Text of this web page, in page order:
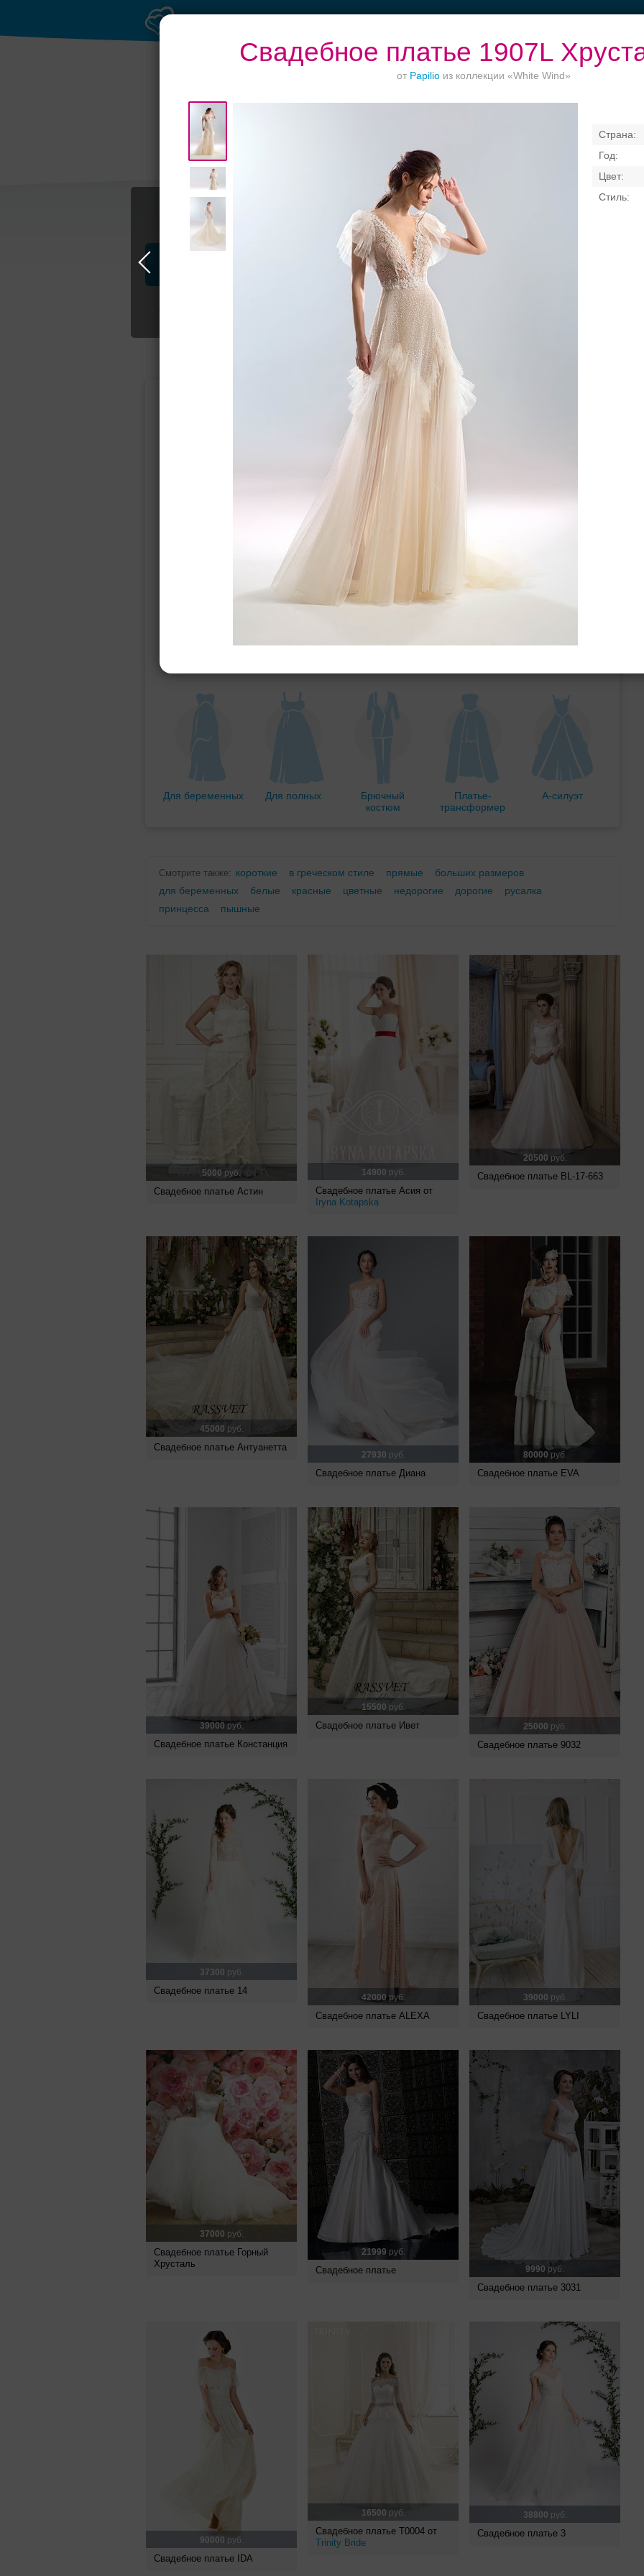
Свадебное платье 1907L
от Papilio из коллекции «White Wind»
Свадебные платья
Подбор свадебного платья
По стилю
Прямое Русалка
Для беременных Для полных
Брючный
костюм
Платье-
трансформер
А-силуэт
Смотрите также: короткие в греческом стиле прямые
больших размеров
для беременных
белые красные цветные недорогие дорогие
русалка
принцесса
пышные
5000 руб.
Свадебное платье Астин
14900 руб.
Свадебное платье Асия от
Iryna Kotapska
20500 руб.
Свадебное платье BL-17-663
45000 руб.
Свадебное платье Антуанетта
27930 руб.
Свадебное платье Диана
80000 руб.
Свадебное платье EVA
39000руб.
Свадебное платье Констанция
15500 руб.
Свадебное платье Ивет 25000 руб.
Свадебное платье 9032
37300 руб.
Свадебное платье 14
42000руб.
Свадебное платье ALEXA
39000 руб.
Свадебное платье LYLI
37000 руб.
Свадебное платье Горный
Хрусталь
21999 руб.
Свадебное платье 9990 руб.
Свадебное платье 3031
90000 руб.
Свадебное платье IDA
16500 руб.
Свадебное платье Т0004 от
Trinity Bride
38800 руб.
Свадебное платье 3